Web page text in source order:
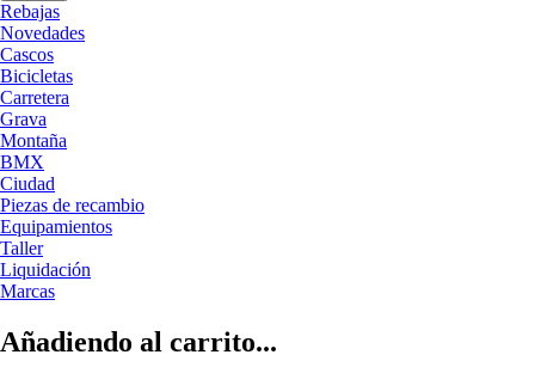
Rebajas
Novedades
Cascos
Bicicletas
Carretera
Grava
Montaña
BMX
Ciudad
Piezas de recambio
Equipamientos
Taller
Liquidación
Marcas
Añadiendo al carrito...